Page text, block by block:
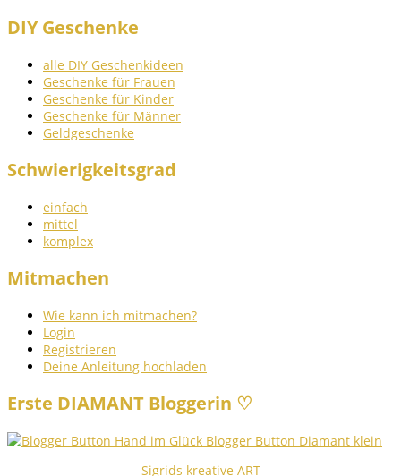
DIY Geschenke
alle DIY Geschenkideen
Geschenke für Frauen
Geschenke für Kinder
Geschenke für Männer
Geldgeschenke
Schwierigkeitsgrad
einfach
mittel
komplex
Mitmachen
Wie kann ich mitmachen?
Login
Registrieren
Deine Anleitung hochladen
Erste DIAMANT Bloggerin ♡
Sigrids kreative ART